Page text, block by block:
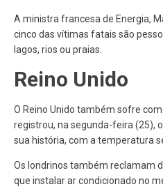
A ministra francesa de Energia,
cinco das vítimas fatais são
lagos, rios ou praias.
Reino Unido
O Reino Unido também sofre
registrou, na segunda-feira (25),
sua história, com a temperatura
Os londrinos também reclamam
que instalar ar condicionado no